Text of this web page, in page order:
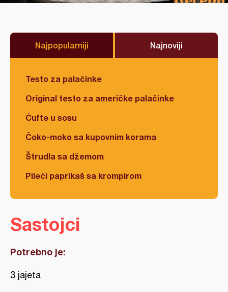
Najpopularniji Najnoviji
Testo za palačinke
Original testo za američke palačinke
Ćufte u sosu
Čoko-moko sa kupovnim korama
Štrudla sa džemom
Pileći paprikaš sa krompirom
Sastojci
Potrebno je:
3 jajeta